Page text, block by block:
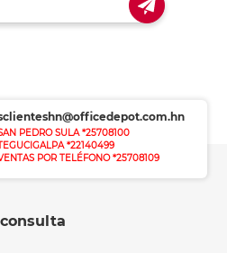
PEDRO SULA *25708100
*22140499
POR TELÉFONO *25708109